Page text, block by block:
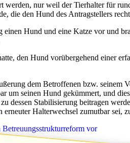
nur weil der Tierhalter für
den Hund des Antragstellers
Hund und eine Katze vor und
den Hund vorübergehend einer
dem Betroffenen bzw.
um seinen Hund gekümmert, und
dessen Stabilisierung beitragen
Halterwechsel zumutbar sei,
Betreuungsstrukturreform vor